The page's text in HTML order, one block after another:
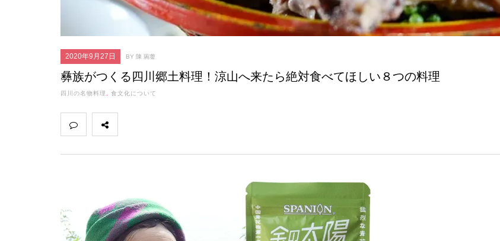
2020年9月27日 BY 陳 琬蓥
彝族がつくる四川郷土料理！涼山へ来たら絶対食べてほしい８つの料理
四川の名物料理 , 食文化について